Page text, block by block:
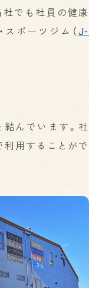
でも社員の健康
ポーツジム（ J-
結んでいます。社
利用することがで